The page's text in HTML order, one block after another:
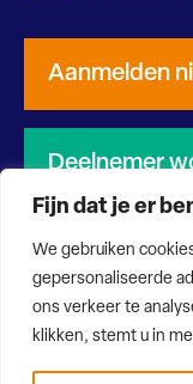
Fijn dat je er
We gebruiken
gepersonaliseerde
ons verkeer te
klikken, stemt u in
Aanmelden
Deelnemer
© 2026 Energy